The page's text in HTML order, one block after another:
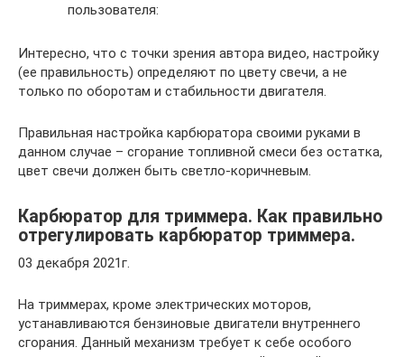
пользователя:
Интересно, что с точки зрения автора видео, настройку
(ее правильность) определяют по цвету свечи, а не
только по оборотам и стабильности двигателя.
Правильная настройка карбюратора своими руками в
данном случае – сгорание топливной смеси без остатка,
цвет свечи должен быть светло-коричневым.
Карбюратор для триммера. Как правильно
отрегулировать карбюратор триммера.
03 декабря 2021г.
На триммерах, кроме электрических моторов,
устанавливаются бензиновые двигатели внутреннего
сгорания. Данный механизм требует к себе особого